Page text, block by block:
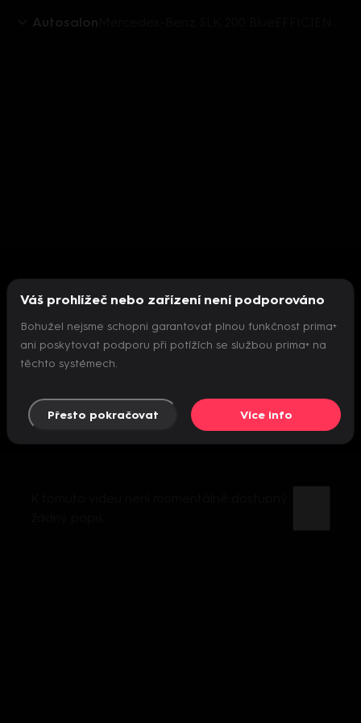
Autosalon
Nepodařilo se inicializovat přehrávač
Váš prohlížeč nebo zařízení není podporováno
Bohužel nejsme schopni garantovat plnou funkčnost prima+
ani poskytovat podporu při potížích se službou prima+ na
těchto systémech.
Přesto pokračovat Více info